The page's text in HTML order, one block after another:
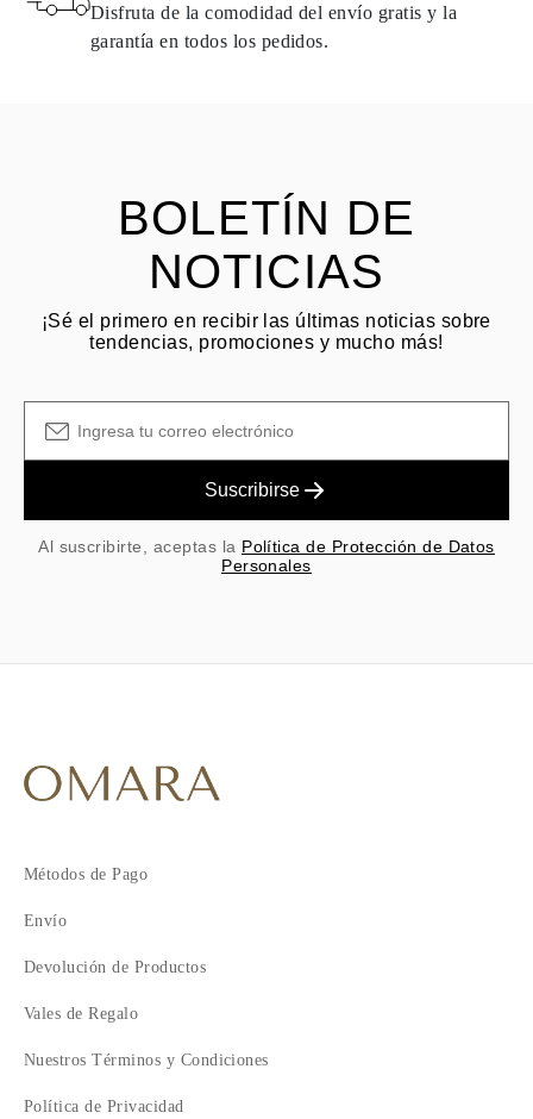
a partir de la fecha de entrega del
Disfruta de la comodidad del envío gratis y la
garantía en todos los pedidos.
BOLETÍN DE
NOTICIAS
¡Sé el primero en recibir las últimas noticias sobre
tendencias, promociones y mucho más!
Suscribirse
Al suscribirte, aceptas la Política de Protección de Datos
Personales
Métodos de Pago
Envío
Devolución de Productos
Vales de Regalo
Nuestros Términos y Condiciones
Política de Privacidad